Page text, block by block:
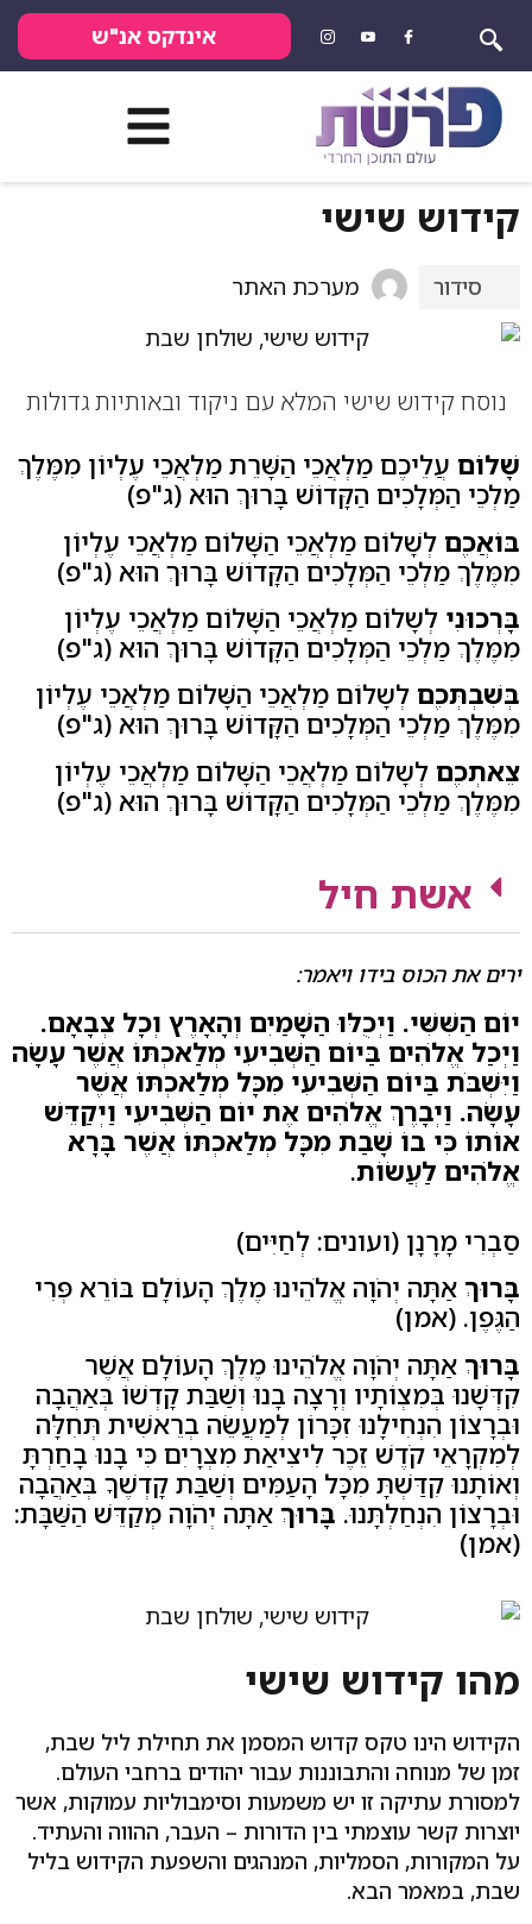
אינדקס אנ"ש
קידוש שישי
סידור מערכת האתר
נוסח קידוש שישי המלא עם ניקוד ובאותיות גדולות
שָׁלוֹם עֲלֵיכֶם מַלְאֲכֵי הַשָּׁרֵת מַלְאֲכֵי עֶלְיוֹן מִמֶּלֶךְ
מַלְכֵי הַמְּלָכִים הַקָּדוֹשׁ בָּרוּךְ הוּא (ג"פ)
בּוֹאֲכֶם לְשָׁלוֹם מַלְאֲכֵי הַשָּׁלוֹם מַלְאֲכֵי עֶלְיוֹן
מִמֶּלֶךְ מַלְכֵי הַמְּלָכִים הַקָּדוֹשׁ בָּרוּךְ הוּא (ג"פ)
בָּרְכוּנִי לְשָלוֹם מַלְאֲכֵי הַשָּׁלוֹם מַלְאֲכֵי עֶלְיוֹן
מִמֶּלֶךְ מַלְכֵי הַמְּלָכִים הַקָּדוֹשׁ בָּרוּךְ הוּא (ג"פ)
בְּשִׁבְתְּכֶם לְשָלוֹם מַלְאֲכֵי הַשָּׁלוֹם מַלְאֲכֵי עֶלְיוֹן
מִמֶּלֶךְ מַלְכֵי הַמְּלָכִים הַקָּדוֹשׁ בָּרוּךְ הוּא (ג"פ)
צֵאתְכֶם לְשָלוֹם מַלְאֲכֵי הַשָּׁלוֹם מַלְאֲכֵי עֶלְיוֹן
מִמֶּלֶךְ מַלְכֵי הַמְּלָכִים הַקָּדוֹשׁ בָּרוּךְ הוּא (ג"פ)
אשת חיל
ירים את הכוס בידו ויאמר:
יוֹם הַשִּׁשִּׁי. וַיְכֻלּוּ הַשָׁמַיִם וְהָאָרֶץ וְכָל צְבָאָם.
וַיְכַל אֱלֹהִים בַּיוֹם הַשְּׁבִיעִי מְלַאכְתּוֹ אֲשֶׁר עָשָׂה
וַיִּשְׁבֹּת בַּיוֹם הַשְּׁבִיעִי מִכָּל מְלַאכְתּוֹ אֲשֶׁר
עָשָׂה. וַיְבָרֶךְ אֱלֹהִים אֶת יוֹם הַשְּׁבִיעִי וַיְקַדֵּשׁ
אוֹתוֹ כִּי בוֹ שָׁבַת מִכָּל מְלַאכְתּוֹ אֲשֶׁר בָּרָא
אֱלֹהִים לַעֲשׂוֹת.
סַבְרִי מָרָנָן (ועונים: לְחַיִּים)
בָּרוּךְ אַתָּה יְהֹוָה אֱלֹהֵינוּ מֶלֶךְ הָעוֹלָם בּוֹרֵא פְּרִי
הַגֶּפֶן. (אמן)
בָּרוּךְ אַתָּה יְהֹוָה אֱלֹהֵינוּ מֶלֶךְ הָעוֹלָם אֲשֶׁר
קִדְּשָׁנוּ בְּמִצְוֹתָיו וְרָצָה בָנוּ וְשַׁבַּת קָדְשׁוֹ בְּאַהֲבָה
וּבְרָצוֹן הִנְחִילָנוּ זִכָּרוֹן לְמַעֲשֵׂה בְרֵאשִׁית תְּחִלָּה
לְמִקְרָאֵי קֹדֶשׁ זֵכֶר לִיצִיאַת מִצְרָיִם כִּי בָנוּ בָחַרְתָּ
וְאוֹתָנוּ קִדַּשְׁתָּ מִכָּל הָעַמִּים וְשַׁבַּת קָדְשֶׁךָ בְּאַהֲבָה
וּבְרָצוֹן הִנְחַלְתָּנוּ. בָּרוּךְ אַתָּה יְהֹוָה מְקַדֵּשׁ הַשַּׁבָּת:
(אמן)
מהו קידוש שישי
הקידוש הינו טקס קדוש המסמן את תחילת ליל שבת,
זמן של מנוחה והתבוננות עבור יהודים ברחבי העולם.
למסורת עתיקה זו יש משמעות וסימבוליות עמוקות, אשר
יוצרות קשר עוצמתי בין הדורות – העבר, ההווה והעתיד.
על המקורות, הסמליות, המנהגים והשפעת הקידוש בליל
שבת, במאמר הבא.